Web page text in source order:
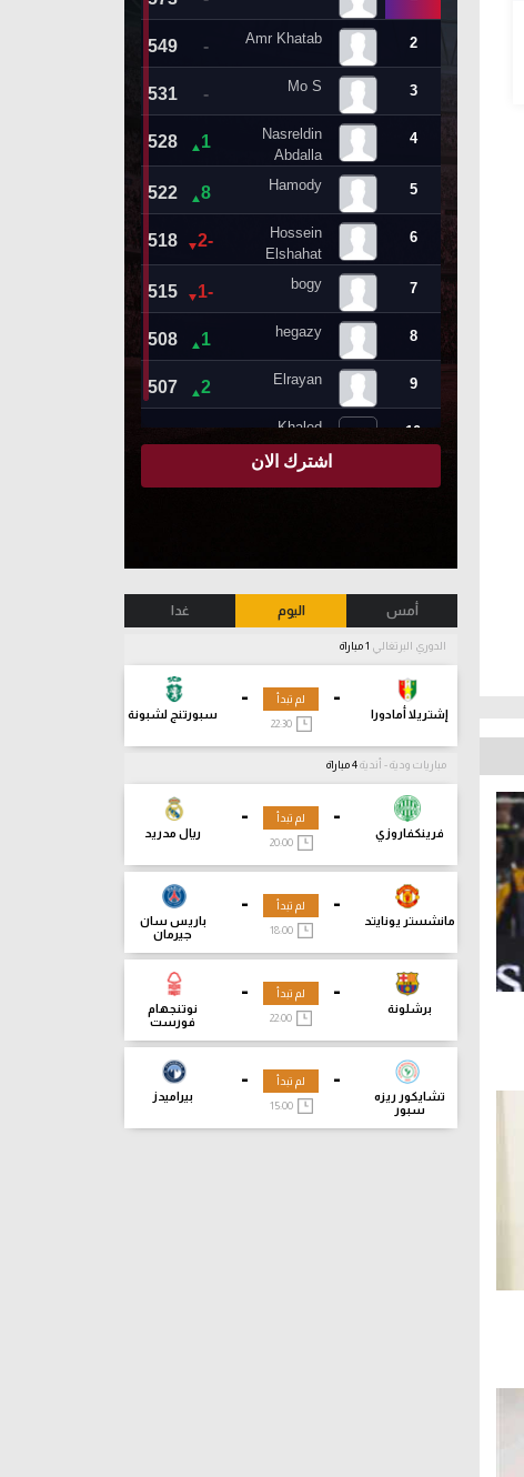
أمس اليوم غدا
الدوري البرتغالي
-
إشتريلا أمادورا
-
سبورتنج لشبونة
لم تبدأ
22:30
مباريات ودية - أندية
-
فرينكفاروزي
-
ريال مدريد
لم تبدأ
20:00
-
مانشستر يونايتد
-
باريس سان
جيرمان
لم تبدأ
18:00
-
برشلونة
-
نوتنجهام
فورست
لم تبدأ
-
تشايكور ريزه
سبور
-
بيراميدز
لم تبدأ
15:00